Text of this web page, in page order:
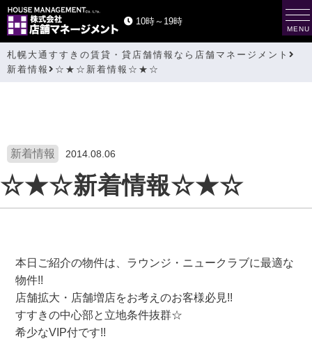
10時～19時
札幌大通すすきの賃貸・貸店舗情報なら店舗マネージメント
新着情報
☆★☆新着情報☆★☆
新着情報 2014.08.06
☆★☆新着情報☆★☆
本日ご紹介の物件は、ラウンジ・ニュークラブに最適な
物件!!
店舗拡大・店舗増店をお考えのお客様必見!!
すすきの中心部と立地条件抜群☆
希少なVIP付です!!
t
o
g
g
MENU